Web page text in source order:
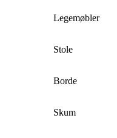
Legemøbler
Stole
Borde
Skum